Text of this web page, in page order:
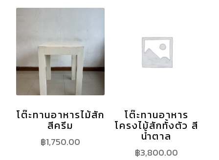
โต๊ะทานอาหารไม้สัก
สีครีม
฿1,750.00
โต๊ะทานอาหาร
โครงไม้สักทั้งตัว สี
น้ำตาล
฿3,800.00